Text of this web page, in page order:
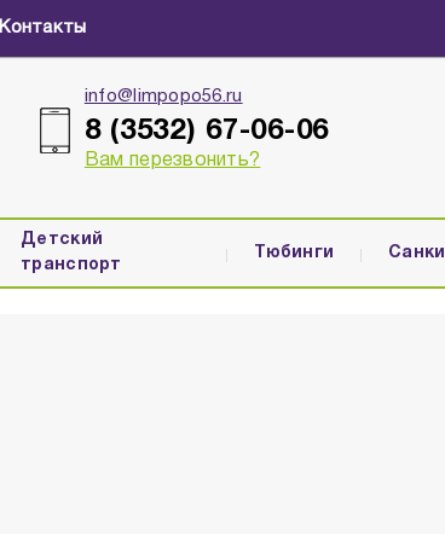
Контакты
info@limpopo56.ru
8 (3532) 67-06-06
Вам перезвонить?
Детский
транспорт
Тюбинги Санки